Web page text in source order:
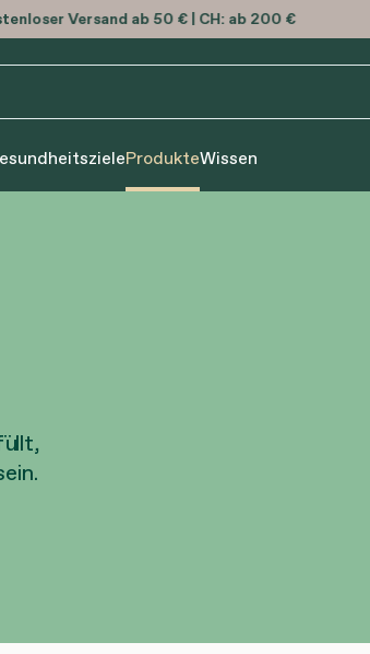
Versand ab 50 € | CH: ab 200 €
mit den neuen Bonusan-Paketen
ProdukteWissen